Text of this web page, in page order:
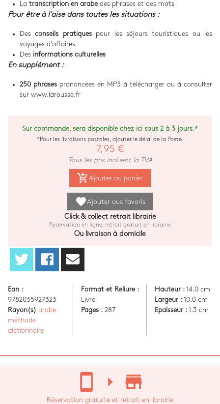
La transcription en arabedes phrases et des mots
Pour être à l'aise dans toutes les situations :
Desconseils pratiquespour les séjours touristiques ou les
voyages d'affaires
Des informations culturelles
En supplément :
250 phrases prononcées en MP3 à télécharger ou à consulter
sur www.larousse.fr
Sur commande, sera disponible chez ici sous 2 à 3 jours.*
*Pour les livraisons postales, ajouter le délai de la Poste.
7,95 €
Tous les prix incluent la TVA
add_shopping_cart Ajouter au panier
favoriteAjouter aux favoris
Click & collect retrait librairie
Réservation en ligne, retrait gratuit en librairie
Ou livraison à domicile
Ean :
9782035927323
Rayon(s) arabe
méthode
dictionnaire
Format et Reliure :
Livre
Pages : 287
Hauteur :14.0 cm
Largeur :10.0 cm
Epaisseur :1.3 cm
stay_current_portrait arrow_right store_mall_directory
Réservation gratuite et retrait en librairie